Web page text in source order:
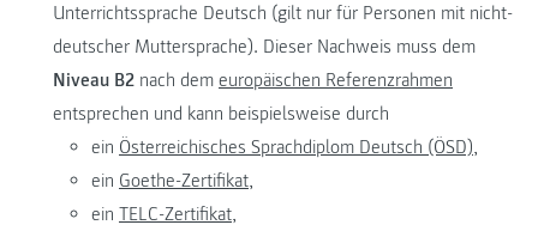
Unterrichtssprache Deutsch (gilt nur für Personen mit nicht-
deutscher Muttersprache). Dieser Nachweis muss dem
Niveau B2 nach dem europäischen Referenzrahmen
entsprechen und kann beispielsweise durch
ein Österreichisches Sprachdiplom Deutsch (ÖSD),
ein Goethe-Zertifikat,
ein TELC-Zertifikat,